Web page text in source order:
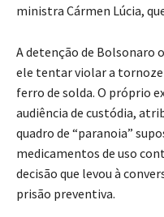
ministra Cármen Lúcia,
A detenção de Bolsonaro
ele tentar violar a
ferro de solda. O próprio
audiência de custódia,
quadro de “paranoia”
medicamentos de uso
decisão que levou à
prisão preventiva.